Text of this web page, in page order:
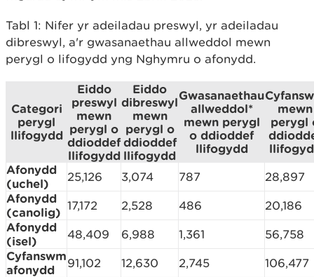
Tabl 1: Nifer yr adeiladau preswyl, yr adeiladau
dibreswyl, a'r gwasanaethau allweddol mewn
perygl o lifogydd yng Nghymru o afonydd.
Categori
perygl
llifogydd
Eiddo
preswyl
mewn
perygl o
ddioddef
llifogydd
Eiddo
dibreswyl
mewn
perygl o
ddioddef
llifogydd
Gwasanaethau
allweddol*
mewn perygl
o ddioddef
llifogydd
mewn
perygl
Afonydd
(uchel)
25,126 3,074 787 28,897
Afonydd
(canolig) 17,172 2,528 486 20,186
Afonydd
(isel)
48,409 6,988 1,361 56,758
Cyfanswm
afonydd
91,102 12,630 2,745 106,477